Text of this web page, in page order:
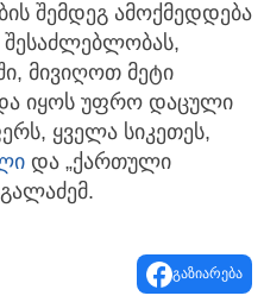
შემდეგ ამოქმედდება
შესაძლებლობას,
მივიღოთ მეტი
და იყოს უფრო დაცული
ყველა სიკეთეს,
და „ქართული
გაზიარება